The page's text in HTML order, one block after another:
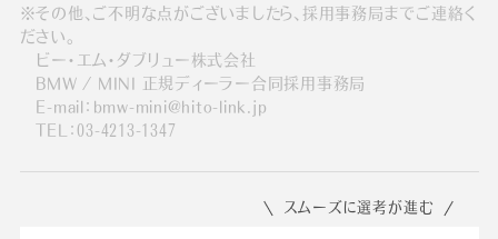
※その他、ご不明な点がございましたら、採用事務局までご連絡く
ださい。
ビー・エム・ダブリュー株式会社
BMW / MINI 正規ディーラー合同採用事務局
E-mail：bmw-mini@hito-link.jp
TEL：03-4213-1347
スムーズに選考が進む